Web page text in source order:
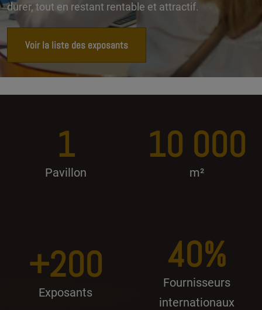
durer, tout en restant rentable et attractif.
Voir la liste des exposants
1
Pavillon
10 000
m²
+200
Exposants
40%
Fournisseurs
internationaux